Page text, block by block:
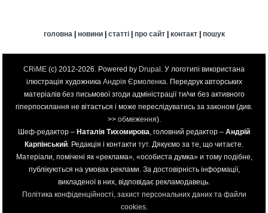
головна| новини| статті| про сайт| контакт| пошук
CRiME (c) 2012-2026. Powered by Drupal . У логотипі використана
ілюстрація художника Андрія Єрмоленка. Передрук авторських
матеріалів без письмової згоди адміністрації ти/чи без активного
гіперпосилання не вітається і може переслідуватись за законом (див.
>> обмеження).
Шеф-редактор – Наталія Тихомирова, головний редактор – Андрій
Карпінський. Редакція і контакти тут. Дякуємо за те, що читаєте.
Матеріали, помічені як «реклама», «особиста думка» и тому подібне,
публікуються на умовах реклами. За достовірність інформації,
викладеної в них, відповідає рекламодавець.
Політика конфіденційності, захист персональних даних та файли
cookies.